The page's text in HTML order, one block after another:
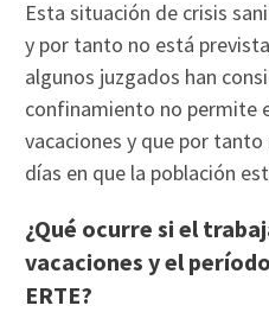
Esta situación de crisis
y por tanto no está
algunos juzgados han
confinamiento no permite
vacaciones y que por
días en que la población
¿Qué ocurre si el
vacaciones y el
ERTE?